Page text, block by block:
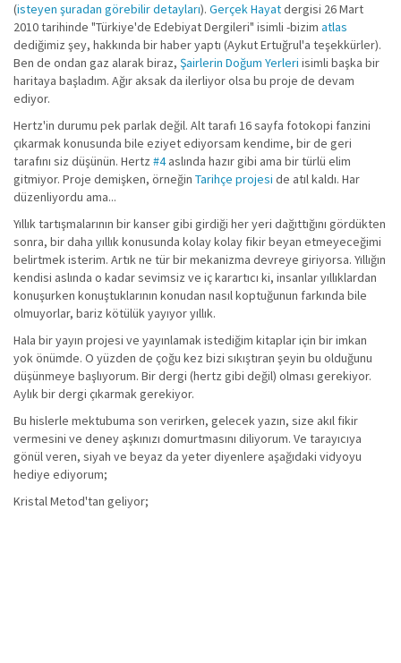
(isteyen şuradan görebilir detayları). Gerçek Hayatdergisi 26 Mart
2010 tarihinde "Türkiye'de Edebiyat Dergileri" isimli -bizim atlas
dediğimiz şey, hakkında bir haber yaptı (Aykut Ertuğrul'a teşekkürler).
Ben de ondan gaz alarak biraz, Şairlerin Doğum Yerleri isimli başka bir
haritaya başladım. Ağır aksak da ilerliyor olsa bu proje de devam
ediyor.
Hertz'in durumu pek parlak değil. Alt tarafı 16 sayfa fotokopi fanzini
çıkarmak konusunda bile eziyet ediyorsam kendime, bir de geri
tarafını siz düşünün. Hertz #4aslında hazır gibi ama bir türlü elim
gitmiyor. Proje demişken, örneğin Tarihçe projesi de atıl kaldı. Har
düzenliyordu ama...
Yıllık tartışmalarının bir kanser gibi girdiği her yeri dağıttığını gördükten
sonra, bir daha yıllık konusunda kolay kolay fikir beyan etmeyeceğimi
belirtmek isterim. Artık ne tür bir mekanizma devreye giriyorsa. Yıllığın
kendisi aslında o kadar sevimsiz ve iç karartıcı ki, insanlar yıllıklardan
konuşurken konuştuklarının konudan nasıl koptuğunun farkında bile
olmuyorlar, bariz kötülük yayıyor yıllık.
Hala bir yayın projesi ve yayınlamak istediğim kitaplar için bir imkan
yok önümde. O yüzden de çoğu kez bizi sıkıştıran şeyin bu olduğunu
düşünmeye başlıyorum. Bir dergi (hertz gibi değil) olması gerekiyor.
Aylık bir dergi çıkarmak gerekiyor.
Bu hislerle mektubuma son verirken, gelecek yazın, size akıl fikir
vermesini ve deney aşkınızı domurtmasını diliyorum. Ve tarayıcıya
gönül veren, siyah ve beyaz da yeter diyenlere aşağıdaki vidyoyu
hediye ediyorum;
Kristal Metod'tan geliyor;